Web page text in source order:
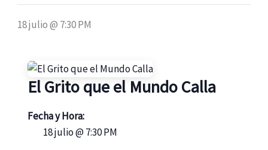
18 julio @ 7:30 PM
El Grito que el Mundo Calla
Fecha y Hora:
18 julio @ 7:30 PM